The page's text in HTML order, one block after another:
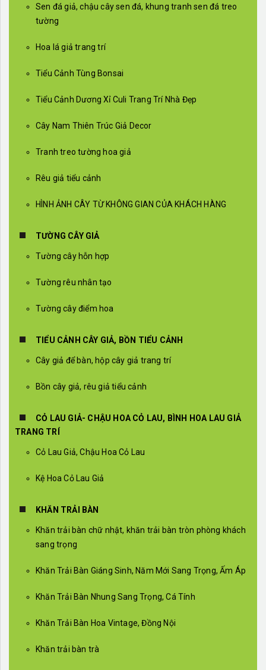
Sen đá giả, chậu cây sen đá, khung tranh sen đá treo
tường
Hoa lá giả trang trí
Tiểu Cảnh Tùng Bonsai
Tiểu Cảnh Dương Xỉ Culi Trang Trí Nhà Đẹp
Cây Nam Thiên Trúc Giả Decor
Tranh treo tường hoa giả
Rêu giả tiểu cảnh
HÌNH ẢNH CÂY TỪ KHÔNG GIAN CỦA KHÁCH HÀNG
TƯỜNG CÂY GIẢ
Tường cây hỗn hợp
Tường rêu nhân tạo
Tường cây điểm hoa
TIỂU CẢNH CÂY GIẢ, BỒN TIỂU CẢNH
Cây giả để bàn, hộp cây giả trang trí
Bồn cây giả, rêu giả tiểu cảnh
CỎ LAU GIẢ- CHẬU HOA CỎ LAU, BÌNH HOA LAU GIẢ
TRANG TRÍ
Cỏ Lau Giả, Chậu Hoa Cỏ Lau
Kệ Hoa Cỏ Lau Giả
KHĂN TRẢI BÀN
Khăn trải bàn chữ nhật, khăn trải bàn tròn phòng khách
sang trọng
Khăn Trải Bàn Giáng Sinh, Năm Mới Sang Trọng, Ấm Áp
Khăn Trải Bàn Nhung Sang Trọng, Cá Tính
Khăn Trải Bàn Hoa Vintage, Đồng Nội
Khăn trải bàn trà